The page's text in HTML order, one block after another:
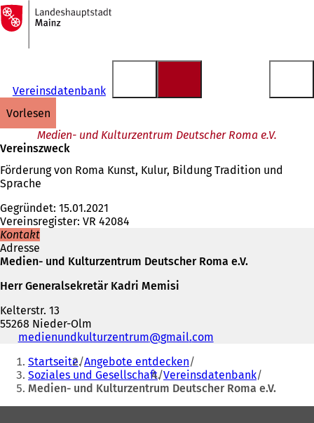
Inhalt anspringen
Zur
Startseite
Vereinsdatenbank
vorlesen
Medien- und Kulturzentrum Deutscher Roma e.V.
Vereinszweck
Förderung von Roma Kunst, Kulur, Bildung Tradition und
Sprache
Gegründet: 15.01.2021
Vereinsregister: VR 42084
Kontakt
Adresse
Medien- und Kulturzentrum Deutscher Roma e.V.
Herr Generalsekretär Kadri Memisi
Kelterstr. 13
55268 Nieder-Olm
Telefon,
und
Mail-
Adresse
medienundkulturzentrum gmail com
Sie
befinden
sich
hier:
Startseite Angebote entdecken
Soziales und Gesellschaft Vereinsdatenbank
Medien- und Kulturzentrum Deutscher Roma e.V.